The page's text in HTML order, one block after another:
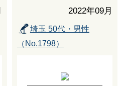
2022年09月
埼玉 50代・男性
（No.1798）